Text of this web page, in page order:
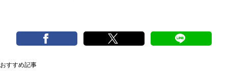
おすすめ記事